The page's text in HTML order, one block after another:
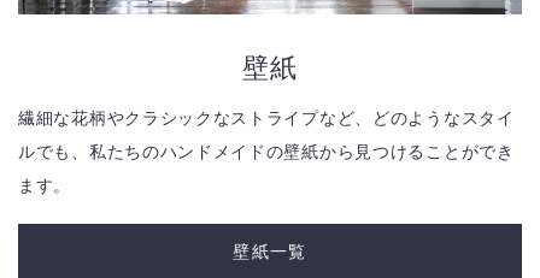
壁紙
繊細な花柄やクラシックなストライプなど、どのようなスタイ
ルでも、私たちのハンドメイドの壁紙から見つけることができ
ます。
壁紙一覧